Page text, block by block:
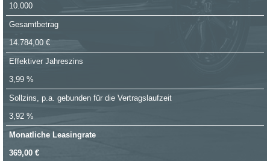
10.000
Gesamtbetrag
14.784,00 €
Effektiver Jahreszins
3,99 %
Sollzins, p.a. gebunden für die Vertragslaufzeit
3,92 %
Monatliche Leasingrate
369,00 €